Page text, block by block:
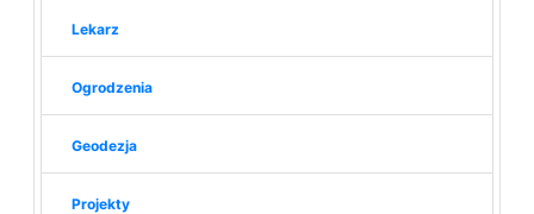
Lekarz
Ogrodzenia
Geodezja
Projekty